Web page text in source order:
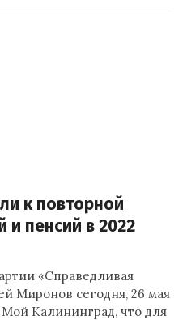
к повторной
и пенсий в 2022
«Справедливая
Миронов сегодня, 26 мая
Мой Калининград, что для